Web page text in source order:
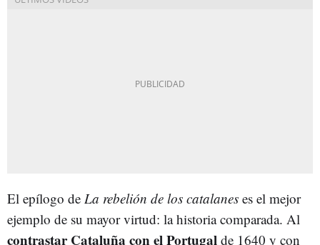
El epílogo de La rebelión de los catalanes es el mejor
ejemplo de su mayor virtud: la historia comparada. Al
contrastar Cataluña con el Portugal de 1640 y con